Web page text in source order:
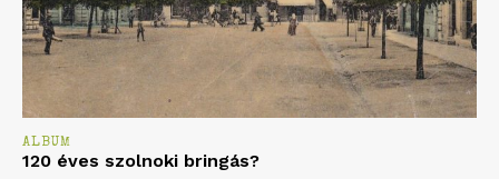
ALBUM
120 éves szolnoki bringás?